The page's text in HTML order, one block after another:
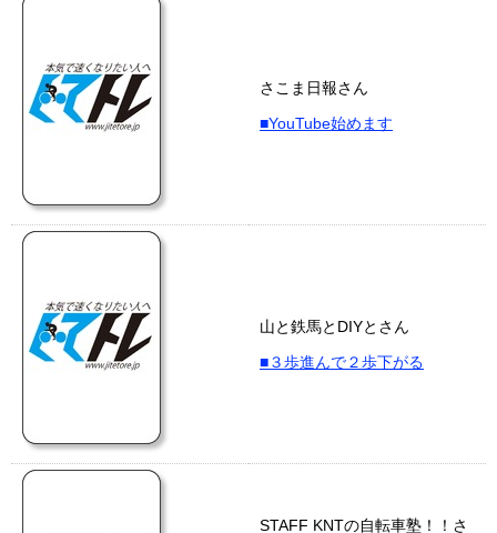
さこま日報さん
■YouTube始めます
山と鉄馬とDIYとさん
■３歩進んで２歩下がる
STAFF KNTの自転車塾！！さ